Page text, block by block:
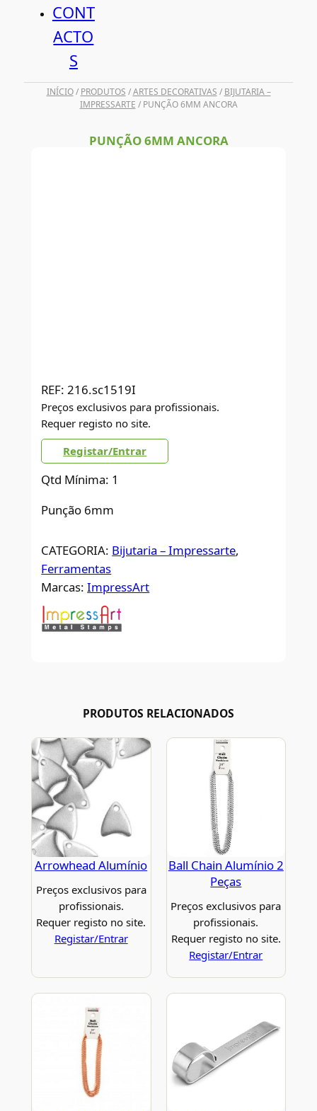
CONT
ACTO
S
INÍCIO/ PRODUTOS /ARTES DECORATIVAS / BIJUTARIA –
IMPRESSARTE / PUNÇÃO 6MM ANCORA
PUNÇÃO 6MM ANCORA
REF: 216.sc1519I
Preços exclusivos para profissionais.
Requer registo no site.
Registar/Entrar
Qtd Mínima: 1
Punção 6mm
CATEGORIA: Bijutaria – Impressarte
Ferramentas
Marcas:ImpressArt
PRODUTOS RELACIONADOS
Arrowhead Alumínio
Preços exclusivos para
profissionais.
Requer registo no site.
Registar/Entrar
Ball Chain Alumínio 2
Peças
Preços exclusivos para
profissionais.
Requer registo no site.
Registar/Entrar